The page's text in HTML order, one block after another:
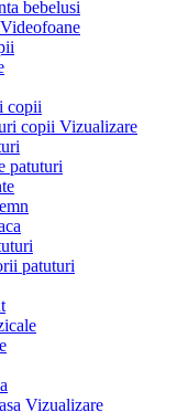
bebelusi
copii
copii Vizualizare
patuturi
patuturi
Vizualizare